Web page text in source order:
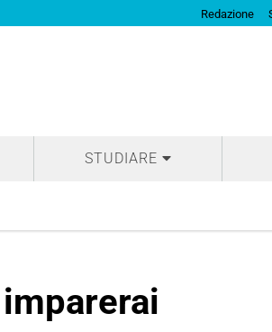
Redazione
STUDIARE